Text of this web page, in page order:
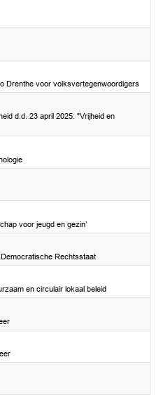
Drenthe voor volksvertegenwoordigers
d.d. 23 april 2025: "Vrijheid en
voor jeugd en gezin’
Rechtsstaat
en circulair lokaal beleid